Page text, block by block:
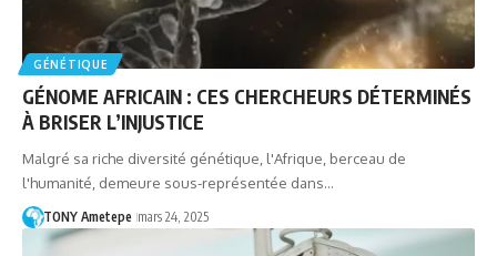
GÉNÉTIQUE
GÉNOME AFRICAIN : CES CHERCHEURS DÉTERMINÉS
À BRISER L’INJUSTICE
Malgré sa riche diversité génétique, l'Afrique, berceau de
l'humanité, demeure sous-représentée dans…
TONY Ametepe mars 24, 2025